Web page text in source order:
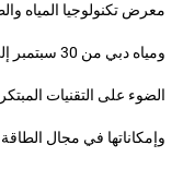
معرض تكنولوجيا المياه
الضوء على التقنيات
وإمكاناتها في مجال